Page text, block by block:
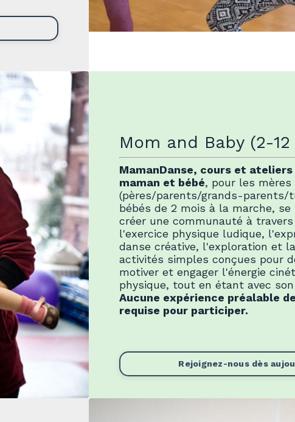
Mom and Baby (2-
MamanDanse, cours et ateliers
maman et bébé, pour les mères
(pères/parents/grands-parents/
bébés de 2 mois à la marche,
créer une communauté à
l'exercice physique ludique,
danse créative, l'exploration et
activités simples conçues pour
motiver et engager l'énergie
physique, tout en étant avec
Aucune expérience préalable
requise pour participer.
Rejoignez-nous dès